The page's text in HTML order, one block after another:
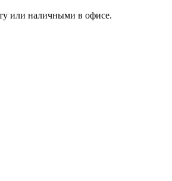
или наличными в офисе.